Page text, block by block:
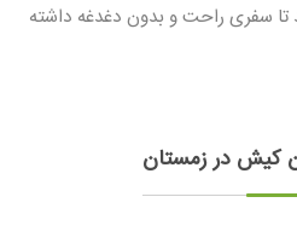
تا سفری راحت و بدون دغدغه داشته
کیش در زمستان